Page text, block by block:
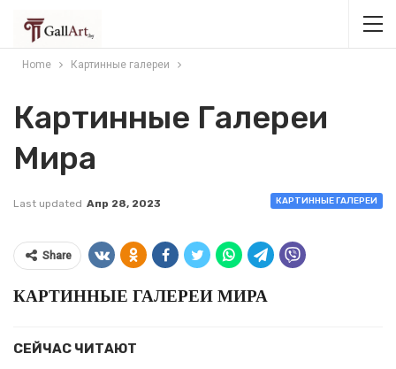
Home Картинные галереи
Картинные Галереи
Мира
КАРТИННЫЕ ГАЛЕРЕИ
Last updated Апр 28, 2023
Share
КАРТИННЫЕ ГАЛЕРЕИ МИРА
СЕЙЧАС ЧИТАЮТ